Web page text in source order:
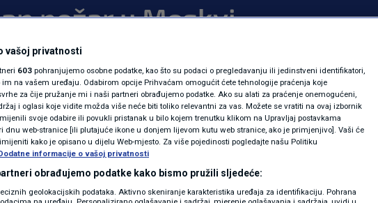
MAGAZIN
KOLUMNE
N1(DIS)INFO
KLIMATSKE PROMJENE
FOTO
požar u Moskvi:
kompleks,
pred sobom
SVIJET 0 komentara
Više
vašoj privatnosti
603 pohranjujemo osobne podatke, kao što su podaci o pregledavanju ili jedinstveni identifikatori,
na vašem uređaju. Odabirom opcije Prihvaćam omogućit ćete tehnologije praćenja koje
za čije pružanje mi i naši partneri obrađujemo podatke. Ako su alati za praćenje onemogućeni,
i oglasi koje vidite možda više neće biti toliko relevantni za vas. Možete se vratiti na ovaj izbornik
svoje odabire ili povukli pristanak u bilo kojem trenutku klikom na Upravljaj postavkama
dnu web-stranice [ili plutajuće ikone u donjem lijevom kutu web stranice, ako je primjenjivo]. Vaši će
kako je opisano u dijelu Web-mjesto. Za više pojedinosti pogledajte našu Politiku
informacije o vašoj privatnosti
obrađujemo podatke kako bismo pružili sljedeće:
geolokacijskih podataka. Aktivno skeniranje karakteristika uređaja za identifikaciju. Pohrana